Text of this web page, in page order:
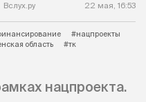
Вслух.ру 22 мая, 16:53
#нацпроекты
область #тк
нацпроекта.